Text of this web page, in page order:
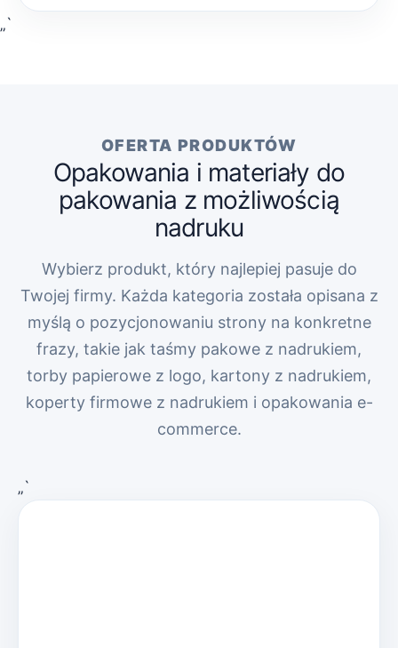
„`
OFERTA PRODUKTÓW
Opakowania i materiały do
pakowania z możliwością
nadruku
Wybierz produkt, który najlepiej pasuje do
Twojej firmy. Każda kategoria została opisana z
myślą o pozycjonowaniu strony na konkretne
frazy, takie jak taśmy pakowe z nadrukiem,
torby papierowe z logo, kartony z nadrukiem,
koperty firmowe z nadrukiem i opakowania e-
commerce.
„`